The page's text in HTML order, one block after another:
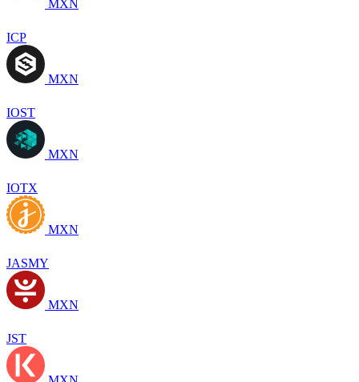
MXN
ICP
MXN
IOST
MXN
IOTX
MXN
JASMY
MXN
JST